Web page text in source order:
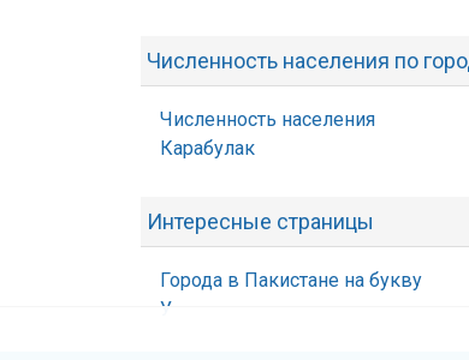
Численность населения по
Численность населения
Карабулак
Интересные страницы
Города в Пакистане на букву
У